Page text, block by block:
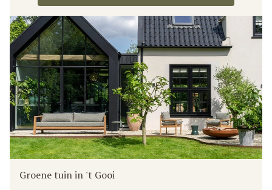
Groene tuin in 't Gooi